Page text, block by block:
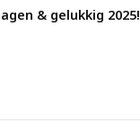
& gelukkig 2025!